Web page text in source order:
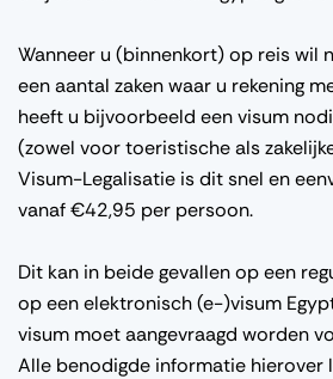
Wanneer u (binnenkort) op reis wil
een aantal zaken waar u rekening
heeft u bijvoorbeeld een visum
(zowel voor toeristische als
Visum-Legalisatie is dit snel en
vanaf €42,95 per persoon.
Dit kan in beide gevallen op een
op een elektronisch (e-)visum
visum moet aangevraagd worden
Alle benodigde informatie hierover